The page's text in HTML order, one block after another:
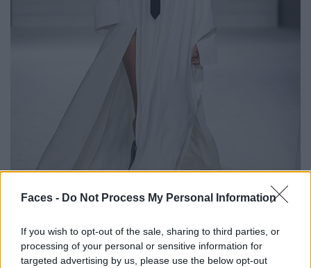
Faces - Do Not Process My Personal Information
If you wish to opt-out of the sale, sharing to third parties, or
processing of your personal or sensitive information for
targeted advertising by us, please use the below opt-out
© Launchmetrics Spotlight